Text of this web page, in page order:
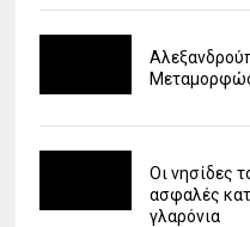
Οι νησίδες
ασφαλές
γλαρόνια